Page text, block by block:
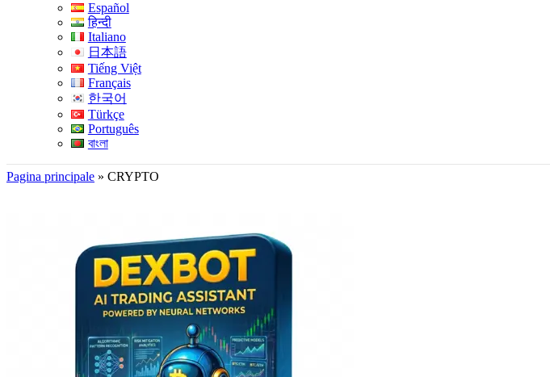
Español
हिन्दी
Italiano
日本語
Tiếng Việt
Français
한국어
Türkçe
Português
বাংলা
Pagina principale » CRYPTO